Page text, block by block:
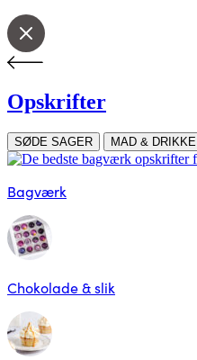
Opskrifter
SØDE SAGER MAD & DRIKKE
Bagværk
Chokolade & slik